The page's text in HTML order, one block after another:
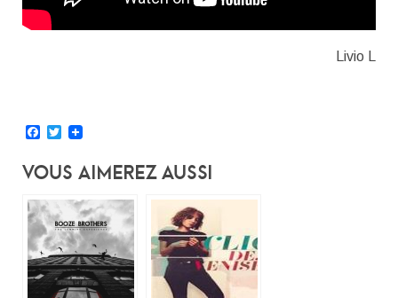
Livio L
Facebook
Twitter
Vous Aimerez Aussi